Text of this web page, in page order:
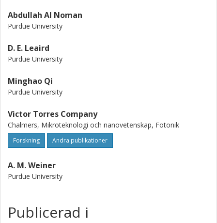
Abdullah Al Noman
Purdue University
D. E. Leaird
Purdue University
Minghao Qi
Purdue University
Victor Torres Company
Chalmers, Mikroteknologi och nanovetenskap, Fotonik
Forskning Andra publikationer
A. M. Weiner
Purdue University
Publicerad i